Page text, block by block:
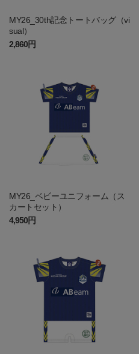
MY26_30th記念トートバッグ（vi
sual）
2,860円
MY26_ベビーユニフォーム（ス
カートセット）
4,950円